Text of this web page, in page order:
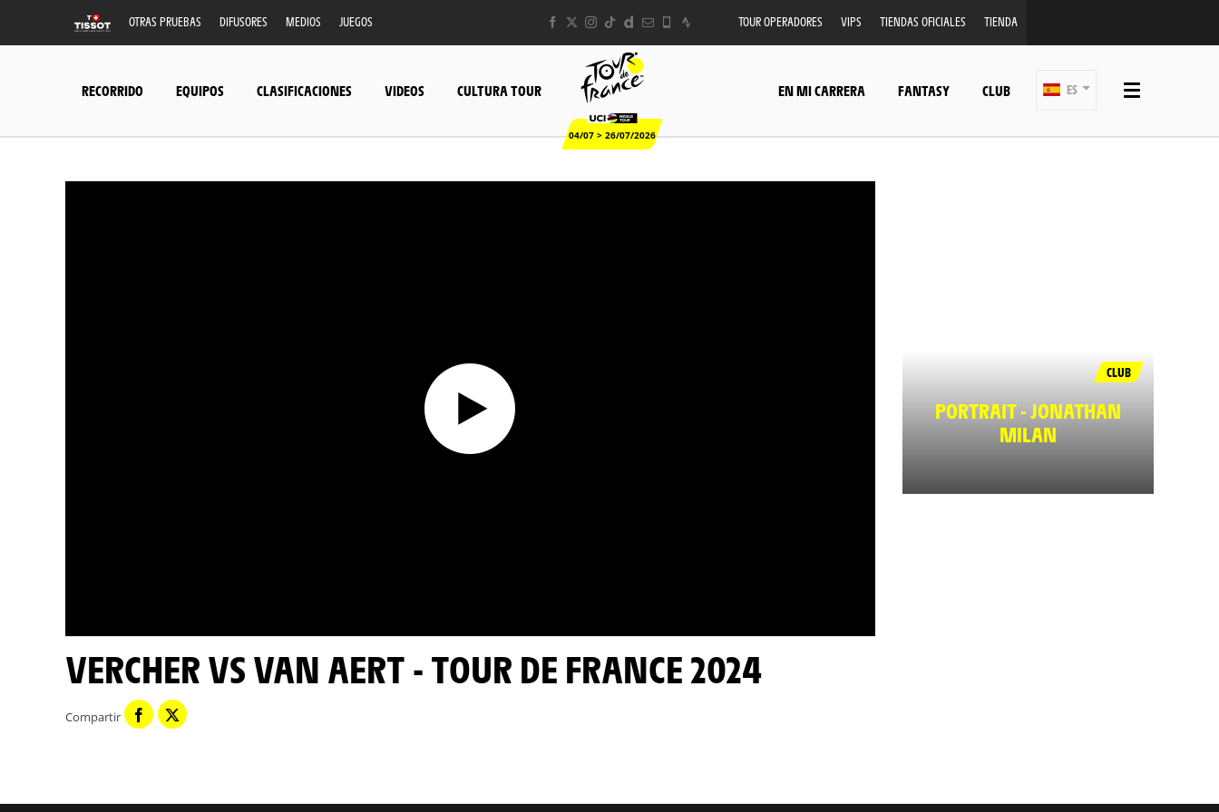
OTRAS PRUEBAS DIFUSORES MEDIOS JUEGOS TOUR OPERADORES VIPS TIENDAS OFICIALES TIENDA
RECORRIDO EQUIPOS CLASIFICACIONES VIDEOS CULTURA TOUR
04/07 > 26/07/2026
EN MI CARRERA FANTASY CLUB ES
VERCHER VS VAN AERT - TOUR DE FRANCE 2024
Compartir
CLUB
PORTRAIT - JONATHAN
MILAN